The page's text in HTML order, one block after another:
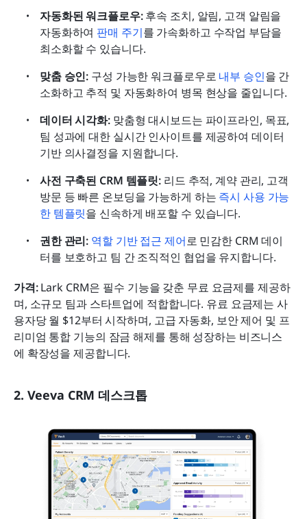
자동화된 워크플로우: 후속 조치, 알림, 고객 알림을
자동화하여 판매 주기를 가속화하고 수작업 부담을
최소화할 수 있습니다.
맞춤 승인: 구성 가능한 워크플로우로 내부 승인을 간
소화하고 추적 및 자동화하여 병목 현상을 줄입니다.
데이터 시각화: 맞춤형 대시보드는 파이프라인, 목표,
팀 성과에 대한 실시간 인사이트를 제공하여 데이터
기반 의사결정을 지원합니다.
사전 구축된 CRM 템플릿: 리드 추적, 계약 관리, 고객
방문 등 빠른 온보딩을 가능하게 하는 즉시 사용 가능
한 템플릿을 신속하게 배포할 수 있습니다.
권한 관리: 역할 기반 접근 제어로 민감한 CRM 데이
터를 보호하고 팀 간 조직적인 협업을 유지합니다.
가격: Lark CRM은 필수 기능을 갖춘 무료 요금제를 제공하
며, 소규모 팀과 스타트업에 적합합니다. 유료 요금제는 사
용자당 월 $12부터 시작하며, 고급 자동화, 보안 제어 및 프
리미엄 통합 기능의 잠금 해제를 통해 성장하는 비즈니스
에 확장성을 제공합니다.
2. Veeva CRM 데스크톱